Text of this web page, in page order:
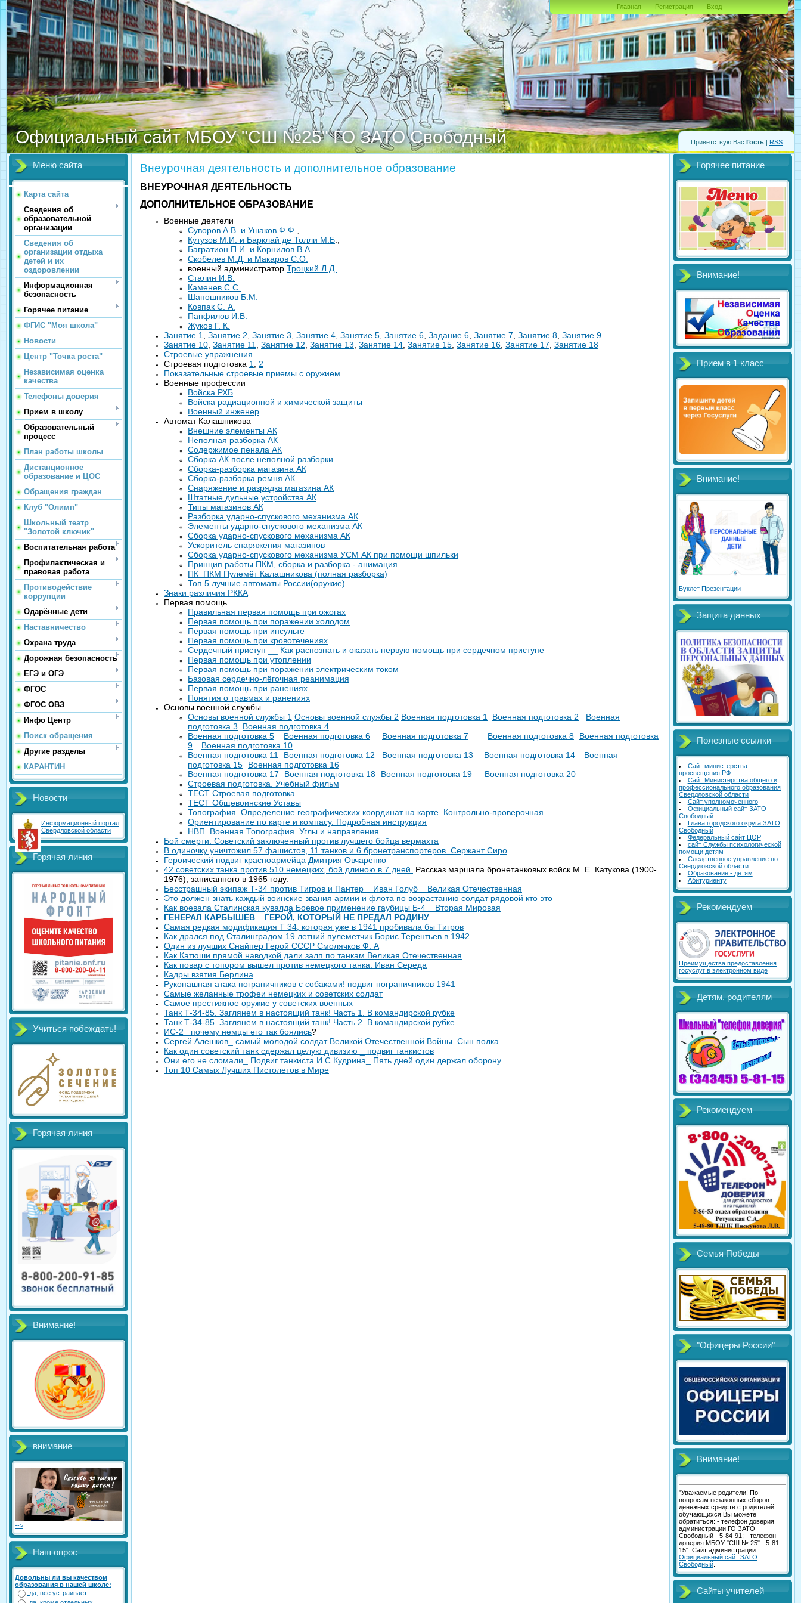
Приветствую Вас Гость | RSS
Официальный сайт МБОУ "СШ №25" ГО ЗАТО Свободный
Главная Регистрация Вход
Меню сайта
Карта сайта
Сведения об
образовательной
организации
Сведения об
организации отдыха
детей и их
оздоровлении
Информационная
безопасность
Горячее питание
ФГИС "Моя школа"
Новости
Центр "Точка роста"
Независимая оценка
качества
Телефоны доверия
Прием в школу
Образовательный
процесс
План работы школы
Дистанционное
образование и ЦОС
Обращения граждан
Клуб "Олимп"
Школьный театр
"Золотой ключик"
Воспитательная работа
Профилактическая и
правовая работа
Противодействие
коррупции
Одарённые дети
Наставничество
Охрана труда
Дорожная безопасность
ЕГЭ и ОГЭ
ФГОС
ФГОС ОВЗ
Инфо Центр
Поиск обращения
Другие разделы
КАРАНТИН
Новости
Информационный портал
Свердловской области
Горячая линия
Учиться побеждать!
Горячая линия
Внимание!
внимание
-->
Наш опрос
Довольны ли вы качеством
образования в нашей школе:
да, все устраивает
Внеурочная деятельность и дополнительное образование
ВНЕУРОЧНАЯ ДЕЯТЕЛЬНОСТЬ
ДОПОЛНИТЕЛЬНОЕ ОБРАЗОВАНИЕ
Военные деятели
Суворов А.В. и Ушаков Ф.Ф.,
Кутузов М.И. и Барклай де Толли М.Б.,
Багратион П.И. и Корнилов В.А.
Скобелев М.Д. и Макаров С.О.
военный администратор Троцкий Л.Д.
Сталин И.В.
Каменев С.С.
Шапошников Б.М.
Ковпак С. А.
Панфилов И.В.
Жуков Г. К.
Занятие 1, Занятие 2, Занятие 3, Занятие 4, Занятие 5, Занятие 6, Задание 6, Занятие 7, Занятие 8, Занятие 9
Занятие 10, Занятие 11, Занятие 12, Занятие 13, Занятие 14, Занятие 15, Занятие 16, Занятие 17, Занятие 18
Строевые упражнения
Строевая подготовка 1, 2
Показательные строевые приемы с оружием
Военные профессии
Войска РХБ
Войска радиационной и химической защиты
Военный инженер
Автомат Калашникова
Внешние элементы АК
Неполная разборка АК
Содержимое пенала АК
Сборка АК после неполной разборки
Сборка-разборка магазина АК
Сборка-разборка ремня АК
Снаряжение и разрядка магазина АК
Штатные дульные устройства АК
Типы магазинов АК
Разборка ударно-спускового механизма АК
Элементы ударно-спускового механизма АК
Сборка ударно-спускового механизма АК
Ускоритель снаряжения магазинов
Сборка ударно-спускового механизма УСМ АК при помощи шпильки
Принцип работы ПКМ, сборка и разборка - анимация
ПК_ПКМ Пулемёт Калашникова (полная разборка)
Топ 5 лучшие автоматы России(оружие)
Знаки различия РККА
Первая помощь
Правильная первая помощь при ожогах
Первая помощь при поражении холодом
Первая помощь при инсульте
Первая помощь при кровотечениях
Сердечный приступ __ Как распознать и оказать первую помощь при сердечном приступе
Первая помощь при утоплении
Первая помощь при поражении электрическим током
Базовая сердечно-лёгочная реанимация
Первая помощь при ранениях
Понятия о травмах и ранениях
Ос​​​​новы военной службы
Основы военной службы 1 Основы военной службы 2 Военная подготовка 1 Военная подготовка 2
Военная
подготовка 3
Военная подготовка 4
Военная подготовка 5
Военная подготовка 6 Военная подготовка 7 Военная подготовка 8
Военная подготовка
9
Военная подготовка 10
Военная подготовка 11
Военная подготовка 12 Военная подготовка 13 Военная подготовка 14
Военная
подготовка 15
Военная подготовка 16
Военная подготовка 17
Военная подготовка 18 Военная подготовка 19
Военная подготовка 20
Строевая подготовка. Учебный фильм
ТЕСТ Строевая подготовка
ТЕСТ Общевоинские Уставы
Топография. Определение географических координат на карте. Контрольно-проверочная
Ориентирование по карте и компасу. Подробная инструкция
НВП. Военная Топография. Углы и направления
Бой смерти. Советский заключенный против лучшего бойца вермахта
В одиночку уничтожил 57 фашистов, 11 танков и 6 бронетранспортеров. Сержант Сиро
Героический подвиг красноармейца Дмитрия Овчаренко
42 советских танка против 510 немецких, бой длиною в 7 дней. Рассказ маршала бронетанковых войск М. Е. Катукова (1900-
1976), записанного в 1965 году.
Бесстрашный экипаж Т-34 против Тигров и Пантер _ Иван Голуб _ Великая Отечественная
Это должен знать каждый воинские звания армии и флота по возрастанию солдат рядовой кто это
Как воевала Сталинская кувалда Боевое применение гаубицы Б-4 _ Вторая Мировая
ГЕНЕРАЛ КАРБЫШЕВ _ ГЕРОЙ, КОТОРЫЙ НЕ ПРЕДАЛ РОДИНУ
Самая редкая модификация Т 34, которая уже в 1941 пробивала бы Тигров
Как дрался под Сталинградом 19 летний пулеметчик Борис Терентьев в 1942
Один из лучших Снайпер Герой СССР Смолячков Ф. А
Как Катюши прямой наводкой дали залп по танкам Великая Отечественная
Как повар с топором вышел против немецкого танка. Иван Середа
Кадры взятия Берлина
Рукопашная атака пограничников с собаками! подвиг пограничников 1941
Самые желанные трофеи немецких и советских солдат
Самое престижное оружие у советских военных
Танк Т-34-85. Заглянем в настоящий танк! Часть 1. В командирской рубке
Танк Т-34-85. Заглянем в настоящий танк! Часть 2. В командирской рубке
ИС-2_ почему немцы его так боялись?
Сергей Алешков_ самый молодой солдат Великой Отечественной Войны. Сын полка
Как один советский танк сдержал целую дивизию _ подвиг танкистов
Они его не сломали_ Подвиг танкиста И.С.Кудрина_ Пять дней один держал оборону
Топ 10 Самых Лучших Пистолетов в Мире
Горячее питание
Внимание!
Прием в 1 класс
Внимание!
Буклет Презентации
Защита данных
Полезные ссылки
Сайт министерства
просвещения РФ
Сайт Министерства общего и
профессионального образования
Свердловской области
Сайт уполномоченного
Официальный сайт ЗАТО
Свободный
Глава городского округа ЗАТО
Свободный
Федеральный сайт ЦОР
сайт Службы психологической
помощи детям
Следственное управление по
Свердловской области
Образование - детям
Абитуриенту
Рекомендуем
Преимущества предоставления
госуслуг в электронном виде
Детям, родителям
Рекомендуем
Семья Победы
"Офицеры России"
Внимание!
"Уважаемые родители! По
вопросам незаконных сборов
денежных средств с родителей
обучающихся Вы можете
обратиться: - телефон доверия
администрации ГО ЗАТО
Свободный - 5-84-91; - телефон
доверия МБОУ "СШ № 25" - 5-81-
15". Сайт администрации
Официальный сайт ЗАТО
Свободный
Сайты учителей